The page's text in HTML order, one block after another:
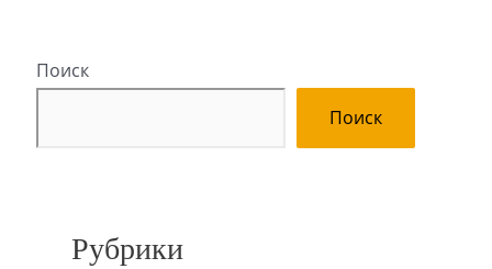
Поиск
Поиск
Рубрики